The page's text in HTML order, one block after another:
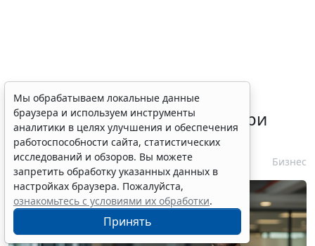
ФАС России рассказала о
требованиях к контрагенту при
несостоявшейся закупке
10 августа 2026 13:47 Бизнес
Мы обрабатываем локальные данные
браузера и используем инструменты
аналитики в целях улучшения и обеспечения
работоспособности сайта, статистических
исследований и обзоров. Вы можете
запретить обработку указанных данных в
настройках браузера. Пожалуйста,
ознакомьтесь с условиями их обработки.
Принять